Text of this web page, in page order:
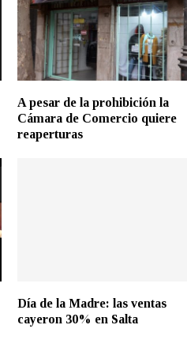
A pesar de la prohibición la
Cámara de Comercio quiere
reaperturas
Día de la Madre: las ventas
cayeron 30% en Salta